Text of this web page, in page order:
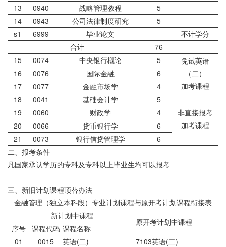
13
0940 战略管理教程
5
14
0943 公司法律制度研究
5
s1
6999 毕业论文
不计学分
合计
76
15
0074 中央银行概论 5
免试英语
（二）
加考课程
16 0076 国际金融
6
17
0077 金融市场学
4
18
0041 基础会计学
5
非直接报考
加考课程
19 0060 财政学
4
20
0066 货币银行学
6
21
0073 银行信贷管理学
6
二、报考条件
凡国家承认学历的专科及专科以上毕业生均可以报考
三、新旧计划课程顶替办法
金融管理（独立本科段）专业计划课程与原开考计划课程衔接表
新计划中课程
原开考计划中课程
序号 课程代码 课程名称
01
0015 英语(二)
7103英语(二)